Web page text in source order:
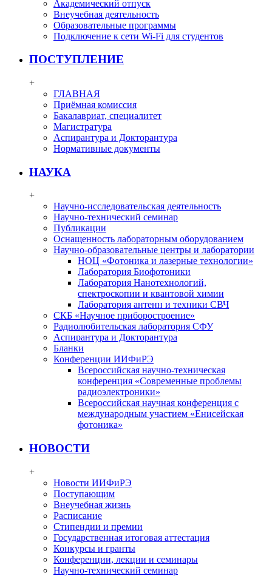
Академический отпуск
Внеучебная деятельность
Образовательные программы
Подключение к сети Wi-Fi для студентов
ПОСТУПЛЕНИЕ
+
ГЛАВНАЯ
Приёмная комиссия
Бакалавриат, специалитет
Магистратура
Аспирантура и Докторантура
Нормативные документы
НАУКА
+
Научно-исследовательская деятельность
Научно-технический семинар
Публикации
Оснащенность лабораторным оборудованием
Научно-образовательные центры и лаборатории
НОЦ «Фотоника и лазерные технологии»
Лаборатория Биофотоники
Лаборатория Нанотехнологий,
спектроскопии и квантовой химии
Лаборатория антенн и техники СВЧ
СКБ «Научное приборостроение»
Радиолюбительская лаборатория СФУ
Аспирантура и Докторантура
Бланки
Конференции ИИФиРЭ
Всероссийская научно-техническая
конференция «Современные проблемы
радиоэлектроники»
Всероссийская научная конференция с
международным участием «Енисейская
фотоника»
НОВОСТИ
+
Новости ИИФиРЭ
Поступающим
Внеучебная жизнь
Расписание
Стипендии и премии
Государственная итоговая аттестация
Конкурсы и гранты
Конференции, лекции и семинары
Научно-технический семинар